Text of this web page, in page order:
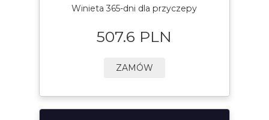
Winieta 365-dni dla przyczepy
507.6 PLN
ZAMÓW